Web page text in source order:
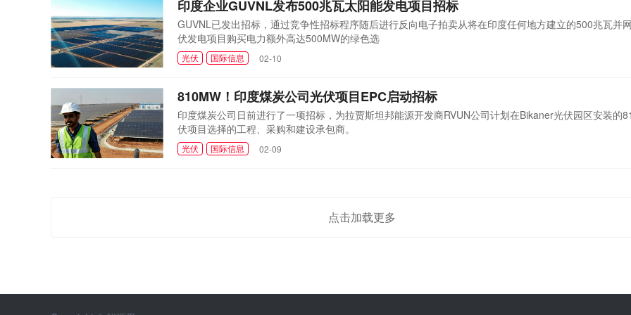
印度企业GUVNL发布500兆瓦太阳能发电项目招标
GUVNL已发出招标，通过竞争性招标程序随后进行反向电子拍卖从将在印度任何地方建立的500兆瓦并
伏发电项目购买电力额外高达500MW的绿色选
光伏 国际信息 02-10
810MW！印度煤炭公司光伏项目EPC启动招标
印度煤炭公司日前进行了一项招标，为拉贾斯坦邦能源开发商RVUN公司计划在Bikaner光伏园区安装的
伏项目选择的工程、采购和建设承包商。
光伏 国际信息 02-09